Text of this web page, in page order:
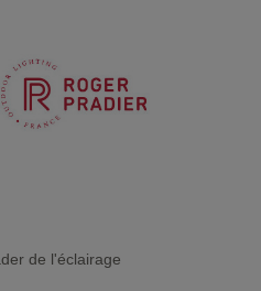
de l'éclairage